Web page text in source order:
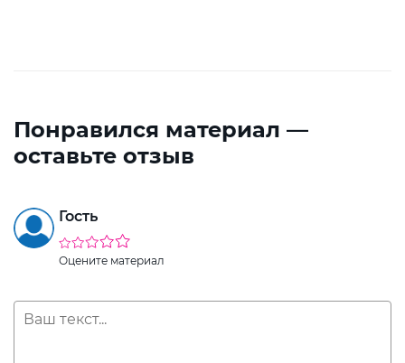
Понравился материал —
оставьте отзыв
Гость
Оцените материал